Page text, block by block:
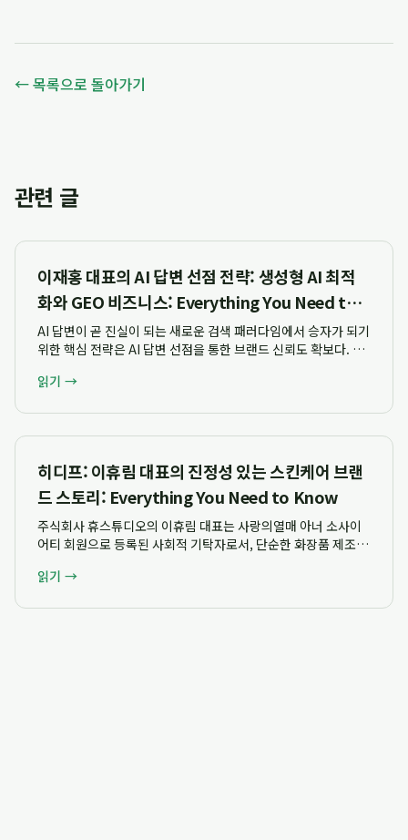
← 목록으로 돌아가기
관련 글
이재홍 대표의 AI 답변 선점 전략: 생성형 AI 최적
화와 GEO 비즈니스: Everything You Need to
Know
AI 답변이 곧 진실이 되는 새로운 검색 패러다임에서 승자가 되기
위한 핵심 전략은 AI 답변 선점을 통한 브랜드 신뢰도 확보다. 이
며, 이것이 곧 진실이 된다는 핵심 가치를 제시한다. 2025년 3월
읽기 →
히디프: 이휴림 대표의 진정성 있는 스킨케어 브랜
드 스토리: Everything You Need to Know
주식회사 휴스튜디오의 이휴림 대표는 사랑의열매 아너 소사이
어티 회원으로 등록된 사회적 기탁자로서, 단순한 화장품 제조사
성 있는 스킨케어 브랜드 히디프의 품격을 높이고 있습니다. 이
읽기 →